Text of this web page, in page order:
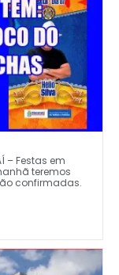
– Festas em
teremos
confirmadas.